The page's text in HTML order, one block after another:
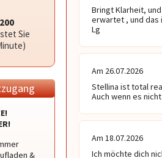
Sie
&
Bringt Klarheit,
erwartet , und das
Lg
Am 26.07.2026
Stellina ist total
Auch wenn es
Am 18.07.2026
Ich möchte dich